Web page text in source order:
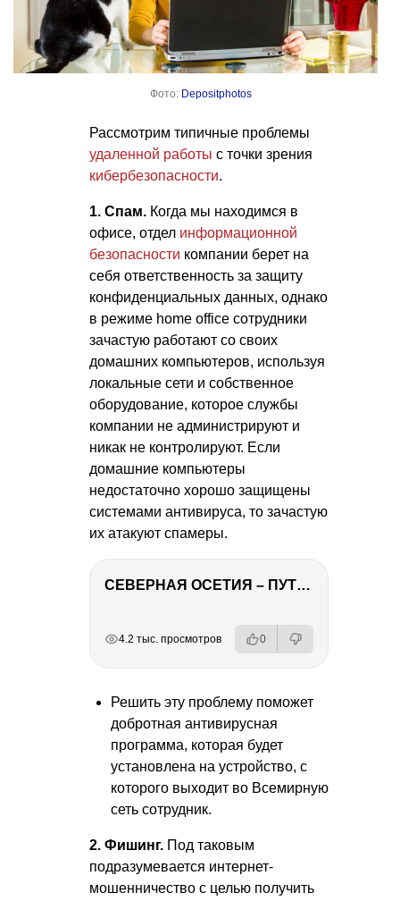
Фото: Depositphotos
Рассмотрим типичные проблемы
удаленной работы с точки зрения
кибербезопасности.
1. Спам. Когда мы находимся в
офисе, отдел информационной
безопасности компании берет на
себя ответственность за защиту
конфиденциальных данных, однако
в режиме home office сотрудники
зачастую работают со своих
домашних компьютеров, используя
локальные сети и собственное
оборудование, которое службы
компании не администрируют и
никак не контролируют. Если
домашние компьютеры
недостаточно хорошо защищены
системами антивируса, то зачастую
их атакуют спамеры.
СЕВЕРНАЯ ОСЕТИЯ – ПУТЕШЕСТВИЕ НА КАВКАЗ часть 4
4.2 тыс. просмотров 0
Решить эту проблему поможет
добротная антивирусная
программа, которая будет
установлена на устройство, с
которого выходит во Всемирную
сеть сотрудник.
2. Фишинг. Под таковым
подразумевается интернет-
мошенничество с целью получить